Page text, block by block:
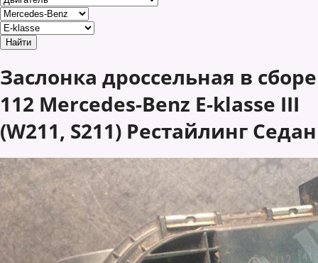
Заслонка дроссельная в сборе
112 Mercedes-Benz E-klasse III
(W211, S211) Рестайлинг Седан